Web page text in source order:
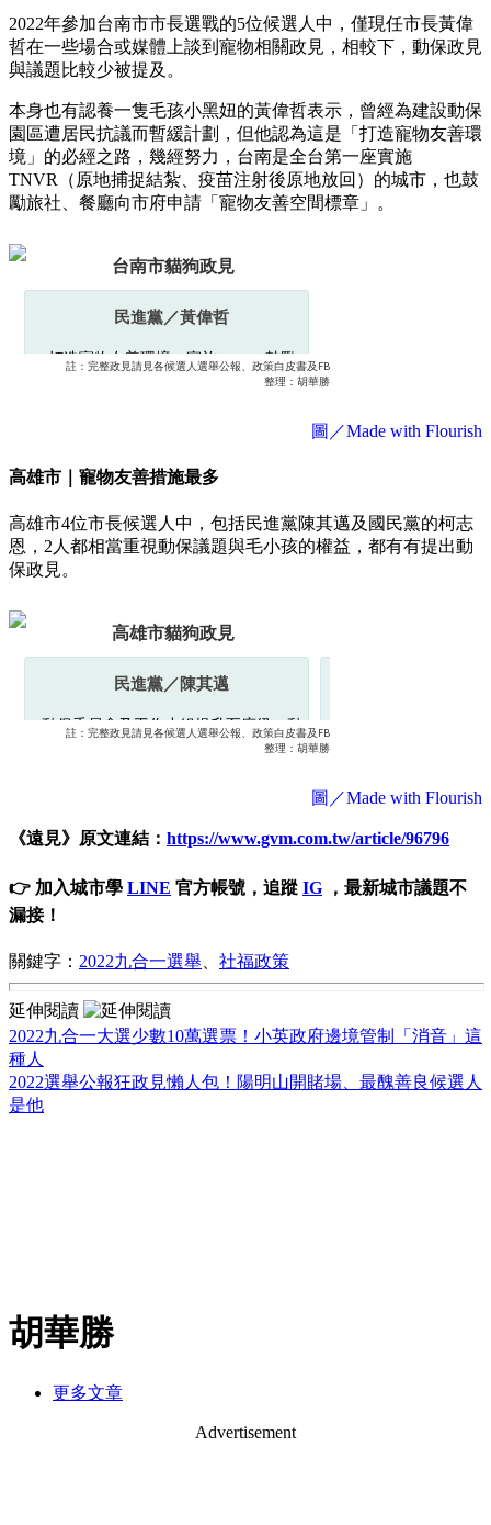
2022年參加台南市市長選戰的5位候選人中，僅現任市長黃偉
哲在一些場合或媒體上談到寵物相關政見，相較下，動保政見
與議題比較少被提及。
本身也有認養一隻毛孩小黑妞的黃偉哲表示，曾經為建設動保
園區遭居民抗議而暫緩計劃，但他認為這是「打造寵物友善環
境」的必經之路，幾經努力，台南是全台第一座實施
TNVR（原地捕捉結紮、疫苗注射後原地放回）的城市，也鼓
勵旅社、餐廳向市府申請「寵物友善空間標章」。
圖／Made with Flourish
高雄市｜寵物友善措施最多
高雄市4位市長候選人中，包括民進黨陳其邁及國民黨的柯志
恩，2人都相當重視動保議題與毛小孩的權益，都有有提出動
保政見。
圖／Made with Flourish
《遠見》原文連結： https://www.gvm.com.tw/article/96796
👉 加入城市學 LINE 官方帳號，追蹤 IG ，最新城市議題不
漏接！
關鍵字： 2022九合一選舉 社福政策
延伸閱讀
2022九合一大選少數10萬選票！小英政府邊境管制「消音」這
種人
2022選舉公報狂政見懶人包！陽明山開賭場、最醜善良候選人
是他
胡華勝
更多文章
Advertisement